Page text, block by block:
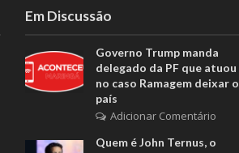
Em Discussão
Governo Trump manda
delegado da PF que atuou
no caso Ramagem deixar o
país
Adicionar Comentário
Quem é John Ternus, o